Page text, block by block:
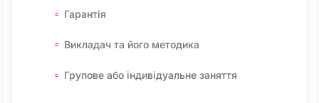
Гарантія
Викладач та його методика
Групове або індивідуальне заняття